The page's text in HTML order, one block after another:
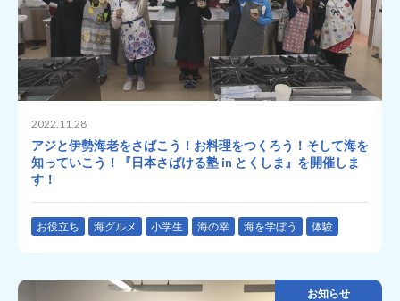
2022.11.28
アジと伊勢海老をさばこう！お料理をつくろう！そして海を
知っていこう！『日本さばける塾 in とくしま』を開催しま
す！
お役立ち 海グルメ 小学生 海の幸 海を学ぼう 体験
お知らせ